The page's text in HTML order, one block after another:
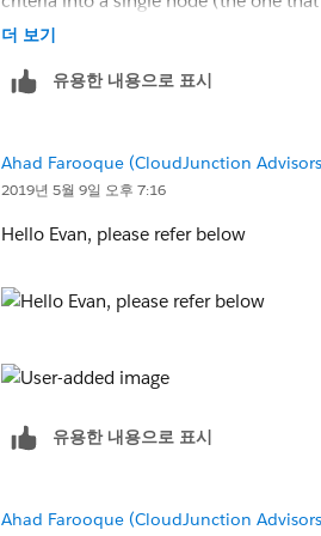
TaskSubtype field equals Task or
use a single action to update the
더 보기
유용한 내용으로 표시
Ahad Farooque (CloudJunction
2019년 5월 9일 오후 7:16
Hello Evan, please refer below
유용한 내용으로 표시
Ahad Farooque (CloudJunction